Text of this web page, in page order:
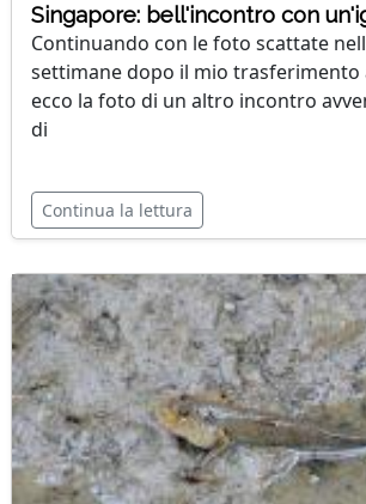
Singapore: bell'incontro con
Continuando con le foto scattate
settimane dopo il mio trasferimento
ecco la foto di un altro incontro
di
Continua la lettura